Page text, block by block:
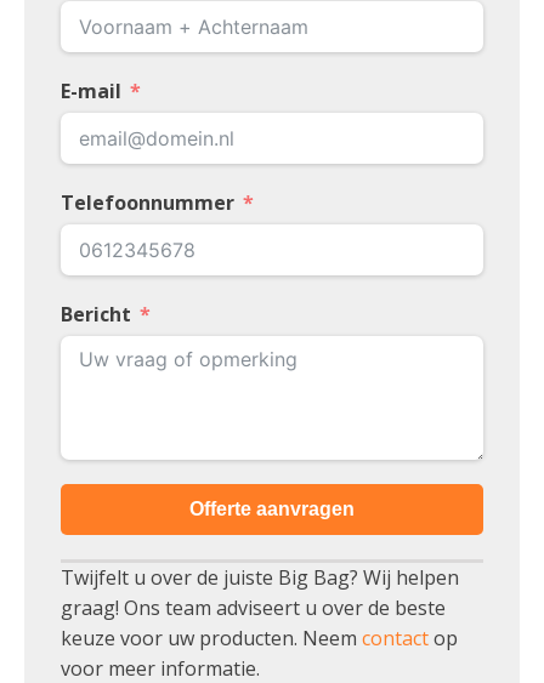
E-mail
Telefoonnummer
Bericht
Offerte aanvragen
Twijfelt u over de juiste Big Bag? Wij helpen
graag! Ons team adviseert u over de beste
keuze voor uw producten. Neem contactop
voor meer informatie.